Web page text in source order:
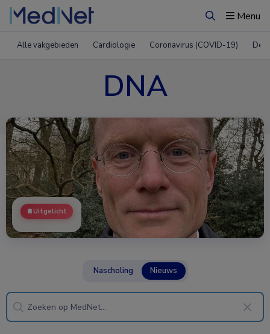
ZoekenMenu
Alle vakgebieden Cardiologie Coronavirus (COVID-19)
DNA
Uitgelicht
Nascholing Nieuws